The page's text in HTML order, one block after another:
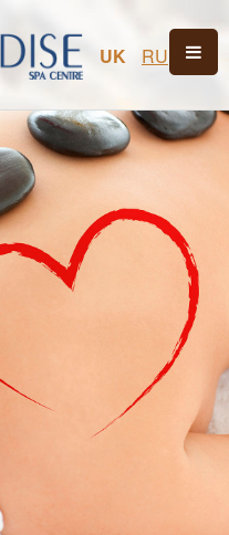
UK RU